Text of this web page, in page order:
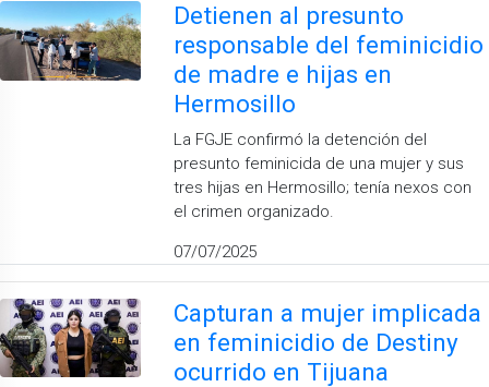
Detienen al presunto
responsable del feminicidio
de madre e hijas en
Hermosillo
La FGJE confirmó la detención del
presunto feminicida de una mujer y sus
tres hijas en Hermosillo; tenía nexos con
el crimen organizado.
07/07/2025
Capturan a mujer implicada
en feminicidio de Destiny
ocurrido en Tijuana